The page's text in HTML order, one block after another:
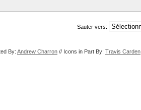
Sauter vers:
By: Andrew Charron // Icons in Part By: Travis Carden